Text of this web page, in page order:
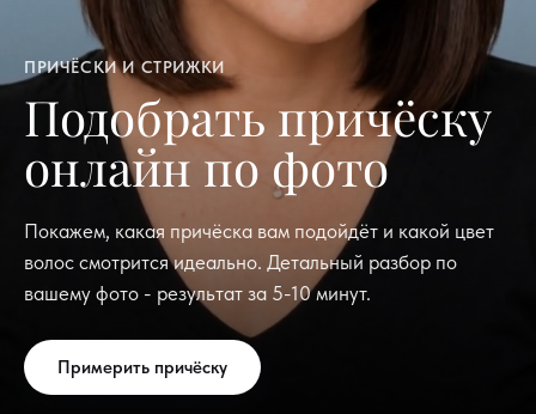
ПРИЧЁСКИ И СТРИЖКИ
Подобрать причёску
онлайн по фото
Покажем, какая причёска вам подойдёт и какой цвет
волос смотрится идеально. Детальный разбор по
вашему фото - результат за 5-10 минут.
Примерить причёску